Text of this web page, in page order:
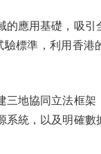
應用基礎，吸引
標準，利用香港
地協同立法框架
系統，以及明確數